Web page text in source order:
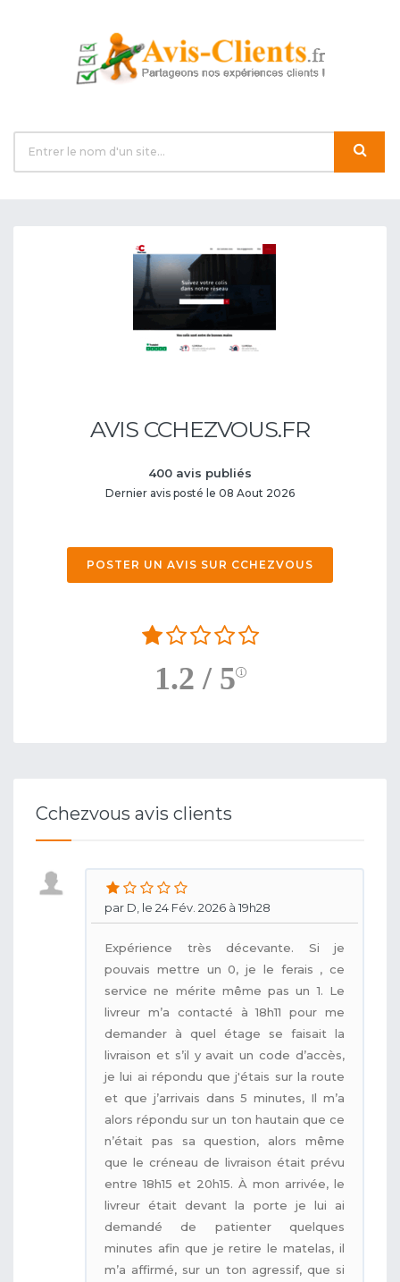
AVIS CCHEZVOUS.FR
400 avis publiés
Dernier avis posté le 08 Aout 2026
POSTER UN AVIS SUR CCHEZVOUS
1.2 / 5
Cchezvous avis clients
par D, le 24 Fév. 2026 à 19h28
Expérience très décevante. Si je
pouvais mettre un 0, je le ferais , ce
service ne mérite même pas un 1. Le
livreur m’a contacté à 18h11 pour me
demander à quel étage se faisait la
livraison et s’il y avait un code d’accès,
je lui ai répondu que j'étais sur la route
et que j’arrivais dans 5 minutes, Il m’a
alors répondu sur un ton hautain que ce
n’était pas sa question, alors même
que le créneau de livraison était prévu
entre 18h15 et 20h15. À mon arrivée, le
livreur était devant la porte je lui ai
demandé de patienter quelques
minutes afin que je retire le matelas, il
m’a affirmé, sur un ton agressif, que si